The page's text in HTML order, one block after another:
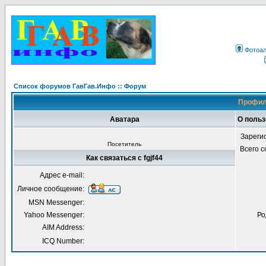
Список форумов ГавГав.Инфо :: Форум
Аватара О
Посетитель
Всего
Как связаться с fgjf44
Адрес e-mail:
Личное сообщение:
MSN Messenger:
Yahoo Messenger:
AIM Address:
ICQ Number: